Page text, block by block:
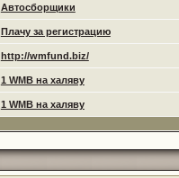
Автосборщики
Плачу за регистрацию
http://wmfund.biz/
1 WMB на халяву
1 WMB на халяву